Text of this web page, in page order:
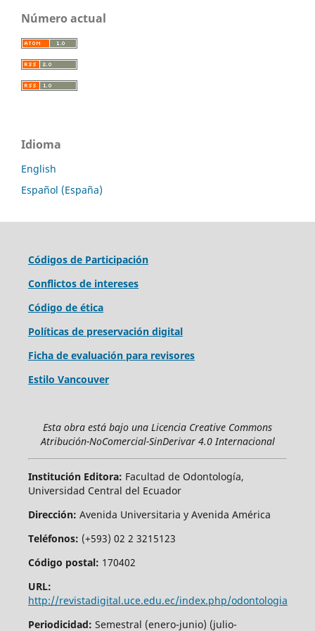
Número actual
Idioma
English
Español (España)
Códigos de Participación
Conflictos de intereses
Código de ética
Políticas de preservación digital
Ficha de evaluación para revisores
Estilo Vancouver
Esta obra está bajo una Licencia Creative Commons
Atribución-NoComercial-SinDerivar 4.0 Internacional
Institución Editora: Facultad de Odontología,
Universidad Central del Ecuador
Dirección: Avenida Universitaria y Avenida América
Teléfonos: (+593) 02 2 3215123
Código postal: 170402
URL:
http://revistadigital.uce.edu.ec/index.php/odontologia
Periodicidad: Semestral (enero-junio) (julio-